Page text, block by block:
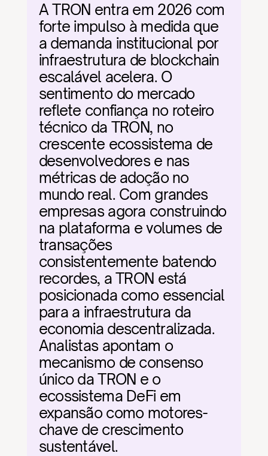
A TRON entra em 2026 com
forte impulso à medida que
a demanda institucional por
infraestrutura de blockchain
escalável acelera. O
sentimento do mercado
reflete confiança no roteiro
técnico da TRON, no
crescente ecossistema de
desenvolvedores e nas
métricas de adoção no
mundo real. Com grandes
empresas agora construindo
na plataforma e volumes de
transações
consistentemente batendo
recordes, a TRON está
posicionada como essencial
para a infraestrutura da
economia descentralizada.
Analistas apontam o
mecanismo de consenso
único da TRON e o
ecossistema DeFi em
expansão como motores-
chave de crescimento
sustentável.